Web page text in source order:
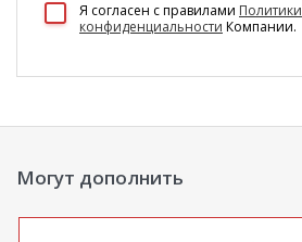
Я согласен c правилами Политики
конфиденциальности Компании.
Могут дополнить